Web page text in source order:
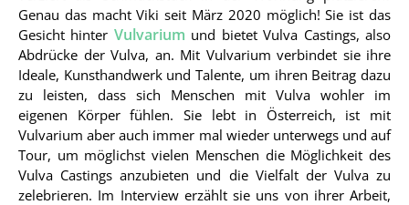
Genau das macht Viki seit März 2020 möglich! Sie ist das
Gesicht hinter Vulvarium und bietet Vulva Castings, also
Abdrücke der Vulva, an. Mit Vulvarium verbindet sie ihre
Ideale, Kunsthandwerk und Talente, um ihren Beitrag dazu
zu leisten, dass sich Menschen mit Vulva wohler im
eigenen Körper fühlen. Sie lebt in Österreich, ist mit
Vulvarium aber auch immer mal wieder unterwegs und auf
Tour, um möglichst vielen Menschen die Möglichkeit des
Vulva Castings anzubieten und die Vielfalt der Vulva zu
zelebrieren. Im Interview erzählt sie uns von ihrer Arbeit,